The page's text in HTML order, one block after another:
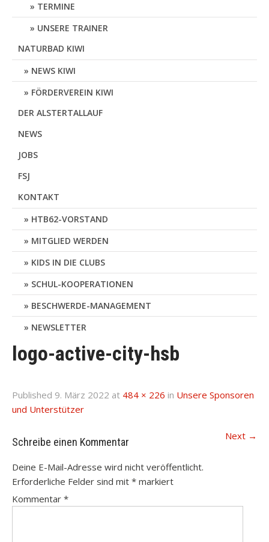
TERMINE
UNSERE TRAINER
NATURBAD KIWI
NEWS KIWI
FÖRDERVEREIN KIWI
DER ALSTERTALLAUF
NEWS
JOBS
FSJ
KONTAKT
HTB62-VORSTAND
MITGLIED WERDEN
KIDS IN DIE CLUBS
SCHUL-KOOPERATIONEN
BESCHWERDE-MANAGEMENT
NEWSLETTER
logo-active-city-hsb
Published 9. März 2022 at 484 × 226 in Unsere Sponsoren
und Unterstützer
Next →
Schreibe einen Kommentar
Deine E-Mail-Adresse wird nicht veröffentlicht.
Erforderliche Felder sind mit * markiert
Kommentar *